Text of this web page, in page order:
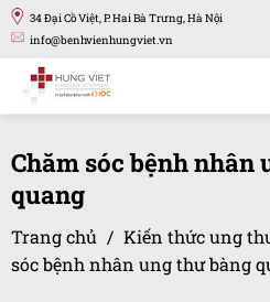
Bỏ
qua
dung
34 Đại Cồ Việt, P. Hai Bà Trưng, Hà Nội
info@benhvienhungviet.vn
Chăm sóc bệnh nhân
quang
Trang chủ / Kiến thức ung
sóc bệnh nhân ung thư bàng